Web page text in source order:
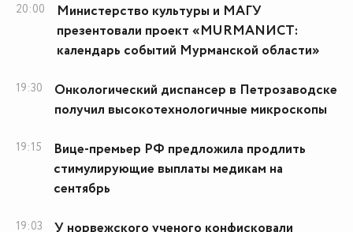
20:00
Министерство культуры и МАГУ
презентовали проект «MURMANИСТ:
календарь событий Мурманской области»
19:30
Онкологический диспансер в Петрозаводске
получил высокотехнологичные микроскопы
19:15
Вице-премьер РФ предложила продлить
стимулирующие выплаты медикам на
сентябрь
19:03
У норвежского ученого конфисковали